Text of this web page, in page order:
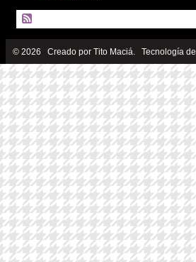
© 2026 Creado por Tito Maciá. Tecnología de